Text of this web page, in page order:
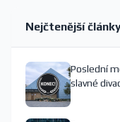
Nejčtenější
Poslední
slavné